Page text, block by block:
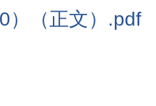
）（正文）.pdf